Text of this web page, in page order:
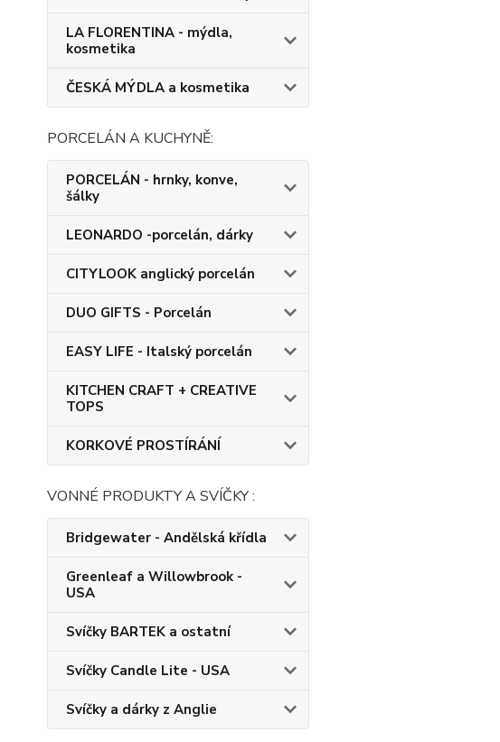
LA FLORENTINA - mýdla,
kosmetika
ČESKÁ MÝDLA a kosmetika
PORCELÁN A KUCHYNĚ:
PORCELÁN - hrnky, konve,
šálky
LEONARDO -porcelán, dárky
CITYLOOK anglický porcelán
DUO GIFTS - Porcelán
EASY LIFE - Italský porcelán
KITCHEN CRAFT + CREATIVE
TOPS
KORKOVÉ PROSTÍRÁNÍ
VONNÉ PRODUKTY A SVÍČKY :
Bridgewater - Andělská křídla
Greenleaf a Willowbrook -
USA
Svíčky BARTEK a ostatní
Svíčky Candle Lite - USA
Svíčky a dárky z Anglie